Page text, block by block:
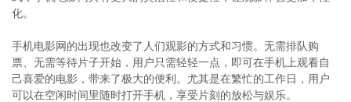
化。
手机电影网的出现也改变了人们观影的方式和习惯。无需排队购
票、无需等待片子开始，用户只需轻轻一点，即可在手机上观看自
己喜爱的电影，带来了极大的便利。尤其是在繁忙的工作日，用户
可以在空闲时间里随时打开手机，享受片刻的放松与娱乐。